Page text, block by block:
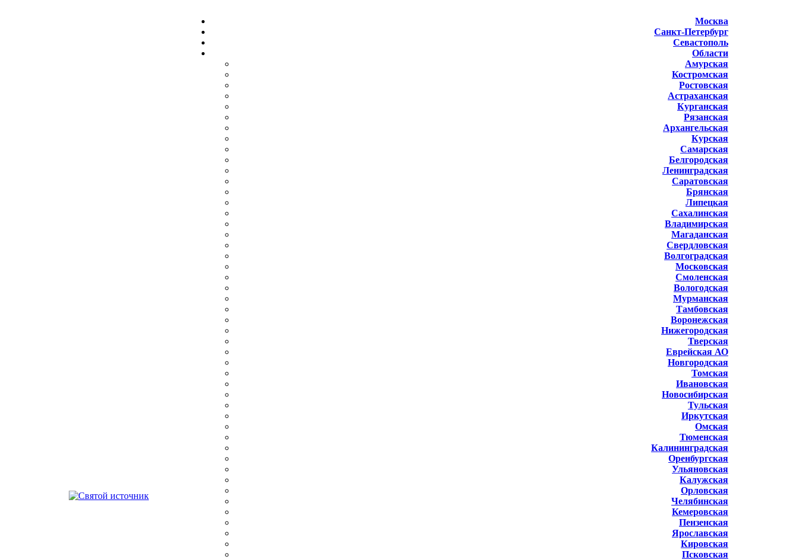
Москва
Санкт-Петербург
Севастополь
Области
Амурская
Костромская
Ростовская
Астраханская
Курганская
Рязанская
Архангельская
Курская
Самарская
Белгородская
Ленинградская
Саратовская
Брянская
Липецкая
Сахалинская
Владимирская
Магаданская
Свердловская
Волгоградская
Московская
Смоленская
Вологодская
Мурманская
Тамбовская
Воронежская
Нижегородская
Тверская
Еврейская АО
Новгородская
Томская
Ивановская
Новосибирская
Тульская
Иркутская
Омская
Тюменская
Калининградская
Оренбургская
Ульяновская
Калужская
Орловская
Челябинская
Кемеровская
Пензенская
Ярославская
Кировская
Псковская